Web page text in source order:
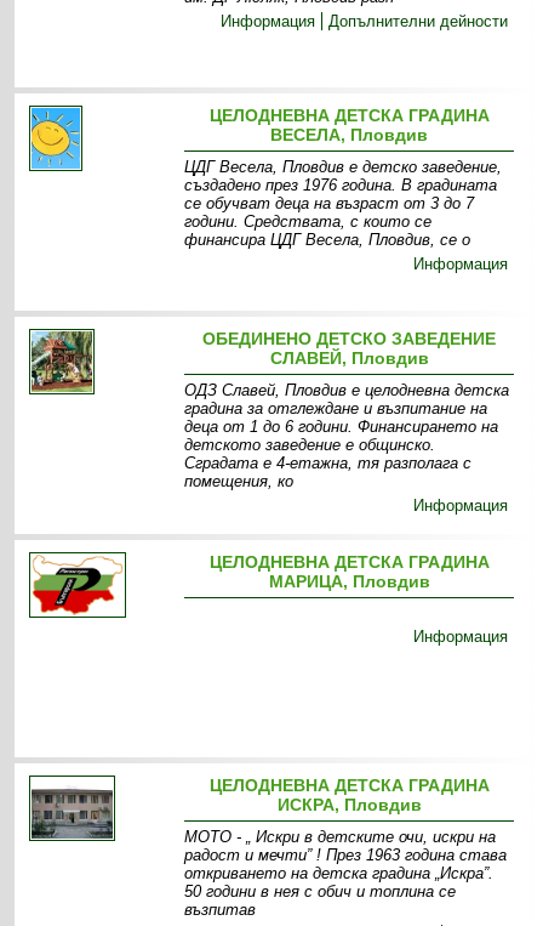
Информация
Допълнителни дейности
ЦЕЛОДНЕВНА ДЕТСКА ГРАДИНА
ВЕСЕЛА, Пловдив
ЦДГ Весела, Пловдив е детско заведение,
създадено през 1976 година. В градината
се обучват деца на възраст от 3 до 7
години. Средствата, с които се
финансира ЦДГ Весела, Пловдив, се о
Информация
ОБЕДИНЕНО ДЕТСКО ЗАВЕДЕНИЕ
СЛАВЕЙ, Пловдив
ОДЗ Славей, Пловдив е целодневна детска
градина за отглеждане и възпитание на
деца от 1 до 6 години. Финансирането на
детското заведение е общинско.
Сградата е 4-етажна, тя разполага с
помещения, ко
Информация
ЦЕЛОДНЕВНА ДЕТСКА ГРАДИНА
МАРИЦА, Пловдив
Информация
ЦЕЛОДНЕВНА ДЕТСКА ГРАДИНА
ИСКРА, Пловдив
МОТО - „ Искри в детските очи, искри на
радост и мечти” ! През 1963 година става
откриването на детска градина „Искра”.
50 години в нея с обич и топлина се
възпитав